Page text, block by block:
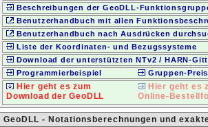
Beschreibungen der GeoDLL-
Benutzerhandbuch mit allen
Benutzerhandbuch nach Ausdrücken
Liste der Koordinaten- und Bezugssysteme
Download der unterstützten NTv2 / HARN-
Programmierbeispiel
Gruppen-
Hier geht es zum
Download der GeoDLL
Hier geht es
Online-
GeoDLL - Notationsberechnungen und